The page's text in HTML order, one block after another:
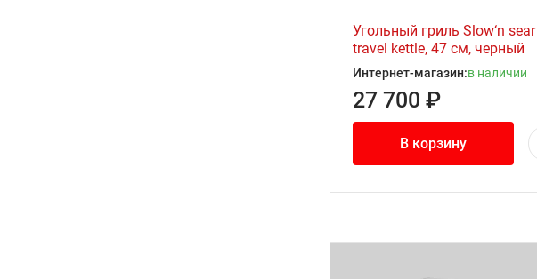
Угольный гриль Slow‘n sear
travel kettle, 47 см, черный
Интернет-магазин:в наличии
27 700 ₽
В корзину